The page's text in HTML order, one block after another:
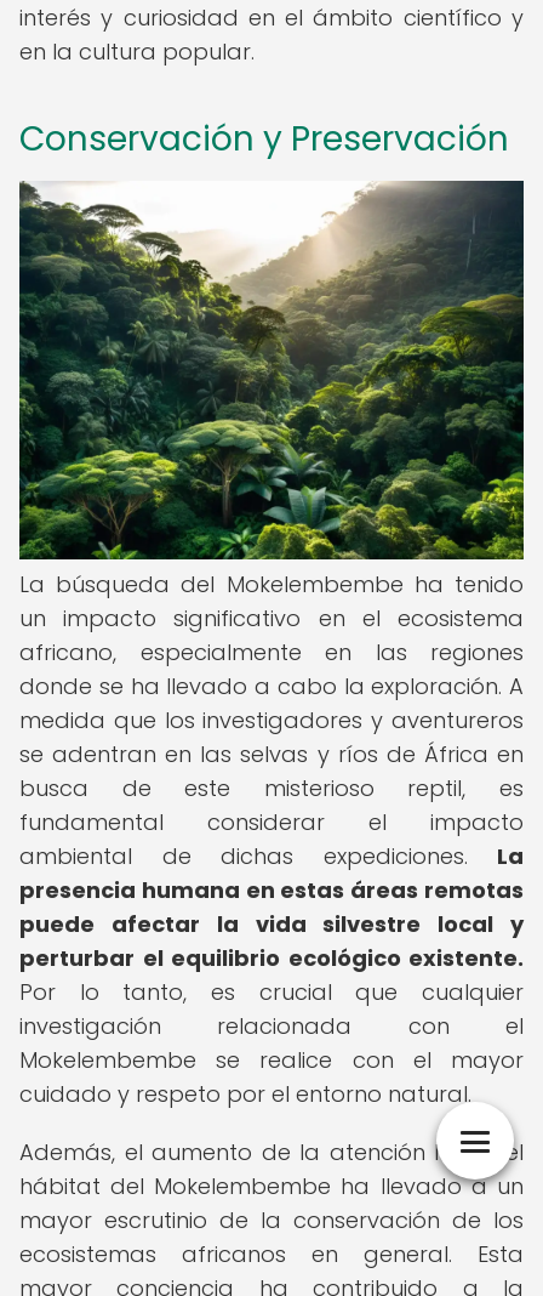
interés y curiosidad en el ámbito científico y
en la cultura popular.
Conservación y Preservación
La búsqueda del Mokelembembe ha tenido
un impacto significativo en el ecosistema
africano, especialmente en las regiones
donde se ha llevado a cabo la exploración. A
medida que los investigadores y aventureros
se adentran en las selvas y ríos de África en
busca de este misterioso reptil, es
fundamental considerar el impacto
ambiental de dichas expediciones. La
presencia humana en estas áreas remotas
puede afectar la vida silvestre local y
perturbar el equilibrio ecológico existente.
Por lo tanto, es crucial que cualquier
investigación relacionada con el
Mokelembembe se realice con el mayor
cuidado y respeto por el entorno natural.
Además, el aumento de la atención hacia el
hábitat del Mokelembembe ha llevado a un
mayor escrutinio de la conservación de los
ecosistemas africanos en general. Esta
mayor conciencia ha contribuido a la